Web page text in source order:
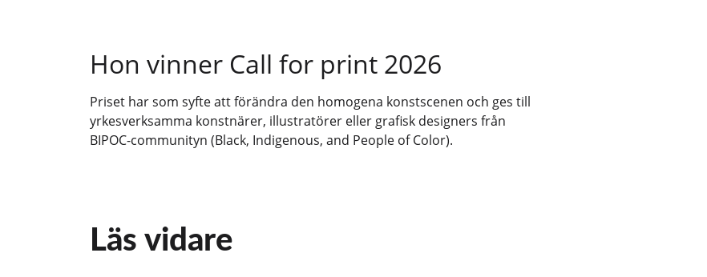
Hon vinner Call for print 2026
Priset har som syfte att förändra den homogena konstscenen och ges till
yrkesverksamma konstnärer, illustratörer eller grafisk designers från
BIPOC-communityn (Black, Indigenous, and People of Color).
Läs vidare